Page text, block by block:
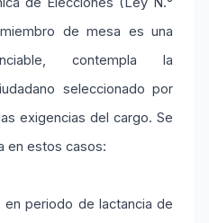
de mesa es una
contempla la
seleccionado por
exigencias del cargo. Se
en estos casos:
periodo de lactancia de